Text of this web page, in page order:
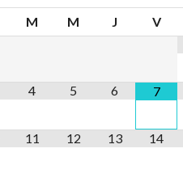
M M J V
4 5 6 7
11 12 13 14